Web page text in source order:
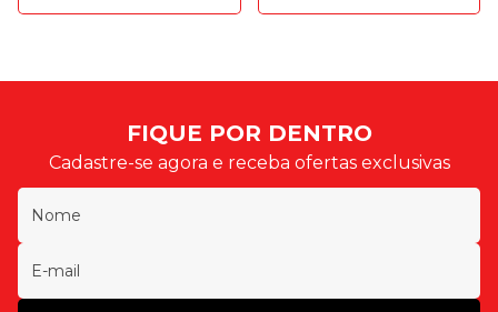
FIQUE POR DENTRO
Cadastre-se agora e receba ofertas exclusivas